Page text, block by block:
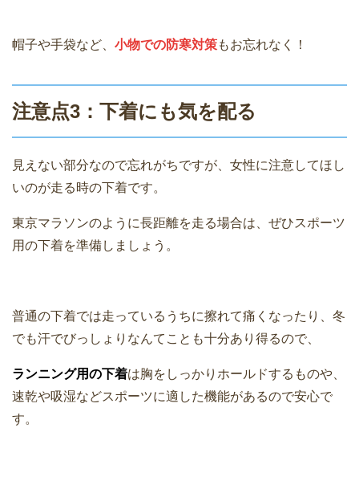
帽子や手袋など、 小物での防寒対策もお忘れなく！
注意点3：下着にも気を配る
見えない部分なので忘れがちですが、女性に注意してほし
いのが走る時の下着です。
東京マラソンのように長距離を走る場合は、ぜひスポーツ
用の下着を準備しましょう。
普通の下着では走っているうちに擦れて痛くなったり、冬
でも汗でびっしょりなんてことも十分あり得るので、
ランニング用の下着は胸をしっかりホールドするものや、
速乾や吸湿などスポーツに適した機能があるので安心で
す。